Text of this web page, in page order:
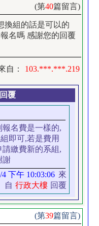
(第40篇留言)
換組的話是可以的
名嗎 感謝您的回覆
自： 103.***.***.219
覆
名費是一樣的,
即可,若是費用
繳費新的系組,
謝
4 下午 10:03:06 來
自 行政大樓 回覆
(第39篇留言)